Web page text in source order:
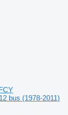
bus (1978-2011)